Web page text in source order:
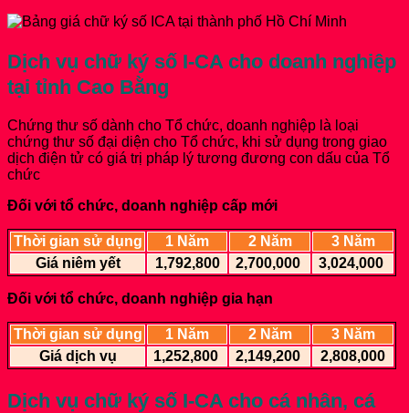
Dịch vụ chữ ký số I-CA cho doanh nghiệp
tại tỉnh Cao Bằng
Chứng thư số dành cho Tổ chức, doanh nghiệp là loại
chứng thư số đại diện cho Tổ chức, khi sử dụng trong giao
dịch điện tử có giá trị pháp lý tương đương con dấu của Tổ
chức
Đối với tổ chức, doanh nghiệp cấp mới
Thời gian sử dụng 1 Năm 2 Năm
3 Năm
Giá niêm yết
1,792,800 2,700,000 3,024,000
Đối với tổ chức, doanh nghiệp gia hạn
Thời gian sử dụng 1 Năm 2 Năm
3 Năm
Giá dịch vụ
1,252,800 2,149,200 2,808,000
Dịch vụ chữ ký số I-CA cho cá nhân, cá